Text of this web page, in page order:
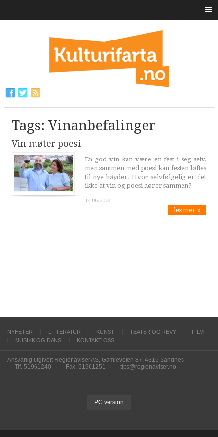
Tags: Vinanbefalinger
Vin møter poesi
En god vin kan være en fest i seg selv,
men sammen med poesi kan festen løftes
til nye høyder. Hvor selvfølgelig er det
ikke at vin og poesi hører sammen?
14.06.2023
les mer »
NYHETER LITTERATUR KUNST TEATER OG REVY
FILM
MUSIKK OG DANS
KONTAKT OSS
Ansvarlig utgiver: Regionaviser AS, Gamleveien 87, 4315 Sandnes
Tlf. 51961240
Fax. 51961251 tips@regionaviser.no
PC version